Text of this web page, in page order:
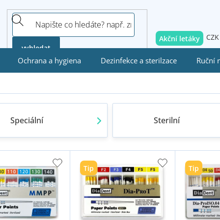
vyhledat
Akční letáky CZK
Ochrana a hygiena Dezinfekce a sterilzace Ruční
Speciální Sterilní
Tip Tip